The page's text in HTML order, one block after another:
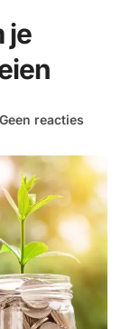
je
Geen reacties